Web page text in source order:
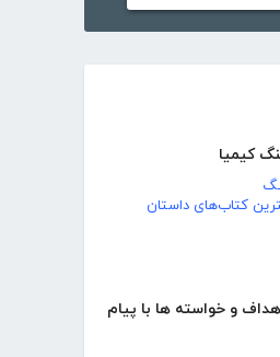
کیمیا
کتاب‌های داستان
و خواسته ها با پیام